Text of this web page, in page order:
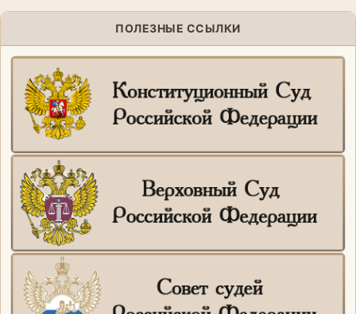
ПОЛЕЗНЫЕ ССЫЛКИ